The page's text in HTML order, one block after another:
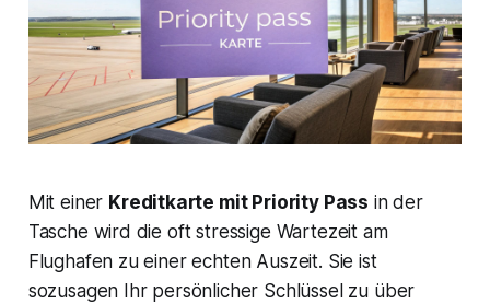
Mit einer Kreditkarte mit Priority Pass in der
Tasche wird die oft stressige Wartezeit am
Flughafen zu einer echten Auszeit. Sie ist
sozusagen Ihr persönlicher Schlüssel zu über